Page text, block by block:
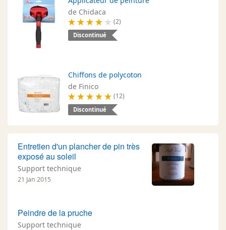
de Chidaca
(2)
Discontinué
Chiffons de polycoton
de Finico
(12)
Discontinué
Entretien d'un plancher de pin très
exposé au soleil
Support technique
21 Jan 2015
Peindre de la pruche
Support technique